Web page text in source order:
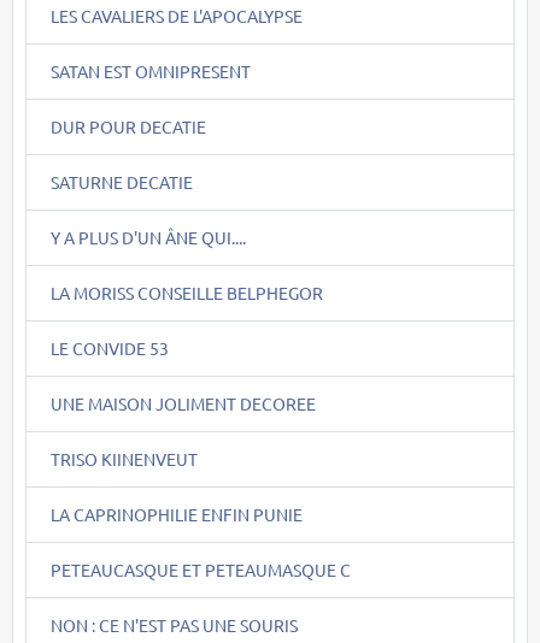
LES CAVALIERS DE L'APOCALYPSE
SATAN EST OMNIPRESENT
DUR POUR DECATIE
SATURNE DECATIE
Y A PLUS D'UN ÂNE QUI....
LA MORISS CONSEILLE BELPHEGOR
LE CONVIDE 53
UNE MAISON JOLIMENT DECOREE
TRISO KIINENVEUT
LA CAPRINOPHILIE ENFIN PUNIE
PETEAUCASQUE ET PETEAUMASQUE C
NON : CE N'EST PAS UNE SOURIS